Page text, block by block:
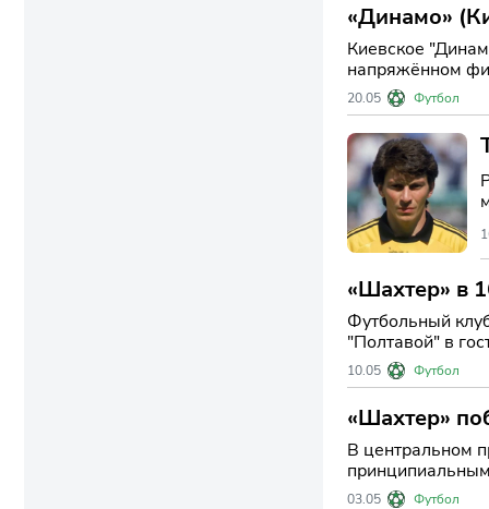
«Динамо»
Киевское
напряжённом
и открыла путь в
20.05 Футбол
«Шахтер» в
Футбольный
"Полтавой" в
тура до финиша
10.05 Футбол
«Шахтер»
В центральном
Украины,
03.05 Футбол